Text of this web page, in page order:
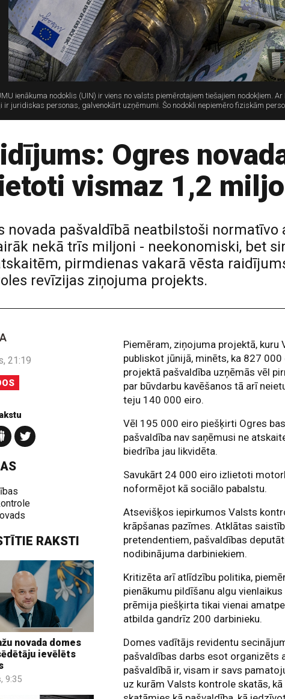
ienākuma nodoklis (UIN) ir viens no valsts piemērotajiem tiešajiem nodokļiem.
ir juridiskas personas, galvenokārt uzņēmumi. Šo nodokli nepiemēro fiziskām
Ogres
vismaz 1,2
novada pašvaldībā neatbilstoši
nekā trīs miljoni - neekonomiski, bet
pirmdienas vakarā vēsta
revīzijas ziņojuma projekts.
21:19
RAKSTI
novada domes
ievēlēts
9:35
Piemēram, ziņojuma projektā,
publiskot jūnijā, minēts, ka 827
projektā pašvaldība uzņēmās vēl
par būvdarbu kavēšanos tā arī
teju 140 000 eiro.
Vēl 195 000 eiro piešķirti Ogres
pašvaldība nav saņēmusi ne
biedrība jau likvidēta.
Savukārt 24 000 eiro izlietoti
noformējot kā sociālo pabalstu.
Atsevišķos iepirkumos Valsts
krāpšanas pazīmes. Atklātas
pretendentiem, pašvaldības
nodibinājuma darbiniekiem.
Kritizēta arī atlīdzību politika,
pienākumu pildīšanu algu
prēmija piešķirta tikai vienai
atbilda gandrīz 200 darbinieku.
Domes vadītājs revidentu
pašvaldības darbs esot organizēts
pašvaldībā ir, visam ir savs
uz kurām Valsts kontrole skatās,